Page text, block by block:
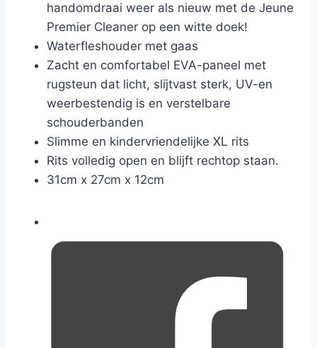
handomdraai weer als nieuw met de Jeune
Premier Cleaner op een witte doek!
Waterfleshouder met gaas
Zacht en comfortabel EVA-paneel met
rugsteun dat licht, slijtvast sterk, UV-en
weerbestendig is en verstelbare
schouderbanden
Slimme en kindervriendelijke XL rits
Rits volledig open en blijft rechtop staan.
31cm x 27cm x 12cm